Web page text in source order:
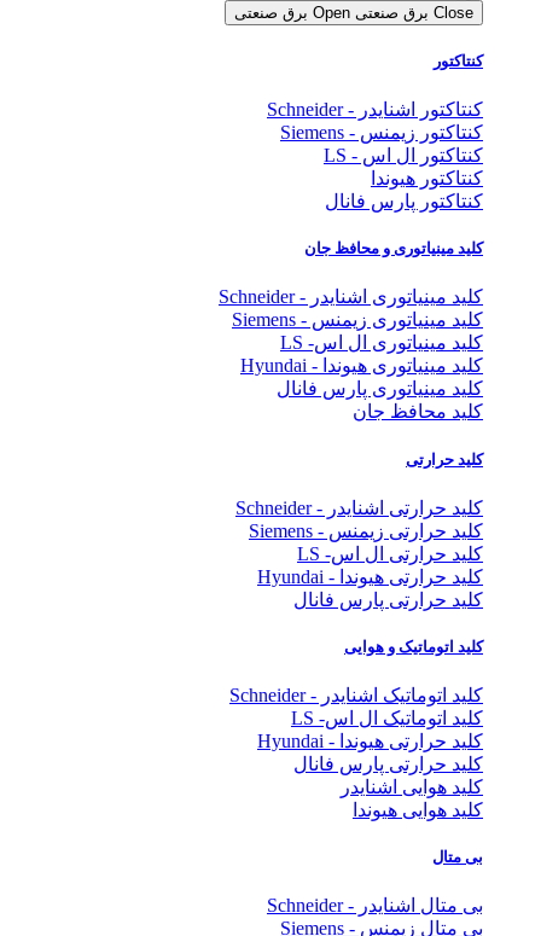
Close برق صنعتی Open برق صنعتی
کنتاکتور
کنتاکتور اشنایدر - Schneider
کنتاکتور زیمنس - Siemens
کنتاکتور ال اس - LS
کنتاکتور هیوندا
کنتاکتور پارس فانال
کلید مینیاتوری و محافظ جان
کلید مینیاتوری اشنایدر - Schneider
کلید مینیاتوری زیمنس - Siemens
کلید مینیاتوری ال اس- LS
کلید مینیاتوری هیوندا - Hyundai
کلید مینیاتوری پارس فانال
کلید محافظ جان
کلید حرارتی
کلید حرارتی اشنایدر - Schneider
کلید حرارتی زیمنس - Siemens
کلید حرارتی ال اس- LS
کلید حرارتی هیوندا - Hyundai
کلید حرارتی پارس فانال
کلید اتوماتیک و هوایی
کلید اتوماتیک اشنایدر - Schneider
کلید اتوماتیک ال اس- LS
کلید حرارتی هیوندا - Hyundai
کلید حرارتی پارس فانال
کلید هوایی اشنایدر
کلید هوایی هیوندا
بی متال
بی متال اشنایدر - Schneider
بی متال زیمنس - Siemens